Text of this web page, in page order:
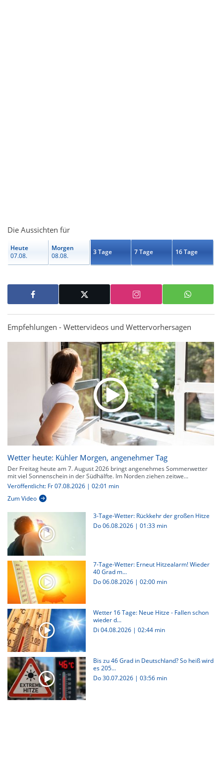
Die Aussichten für
Heute
07.08.
Morgen
08.08.
3 Tage 7 Tage 16 Tage
Empfehlungen - Wettervideos und Wettervorhersagen
Wetter heute: Kühler Morgen, angenehmer Tag
Der Freitag heute am 7. August 2026 bringt angenehmes Sommerwetter
mit viel Sonnenschein in der Südhälfte. Im Norden ziehen zeitwe...
Veröffentlicht: Fr 07.08.2026 | 02:01 min
Zum Video
3-Tage-Wetter: Rückkehr der großen Hitze
Do 06.08.2026 | 01:33 min
7-Tage-Wetter: Erneut Hitzealarm! Wieder
40 Grad m...
Do 06.08.2026 | 02:00 min
Wetter 16 Tage: Neue Hitze - Fallen schon
wieder d...
Di 04.08.2026 | 02:44 min
Bis zu 46 Grad in Deutschland? So heiß wird
es 205...
Do 30.07.2026 | 03:56 min